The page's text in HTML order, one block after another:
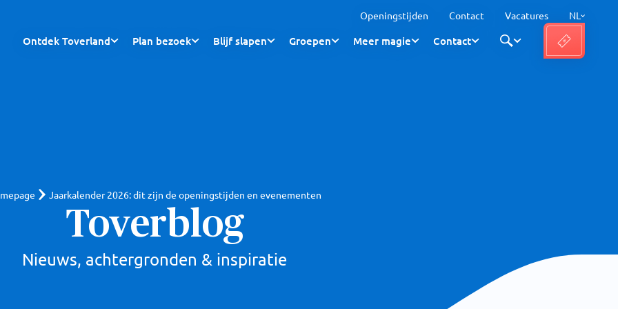
Openingstijden Contact Vacatures NL
Ontdek Toverland Plan bezoek Blijf slapen Groepen Meer magie Contact
Jaarkalender 2026: dit zijn de openingstijden en evenementen
Toverblog
Nieuws, achtergronden & inspiratie